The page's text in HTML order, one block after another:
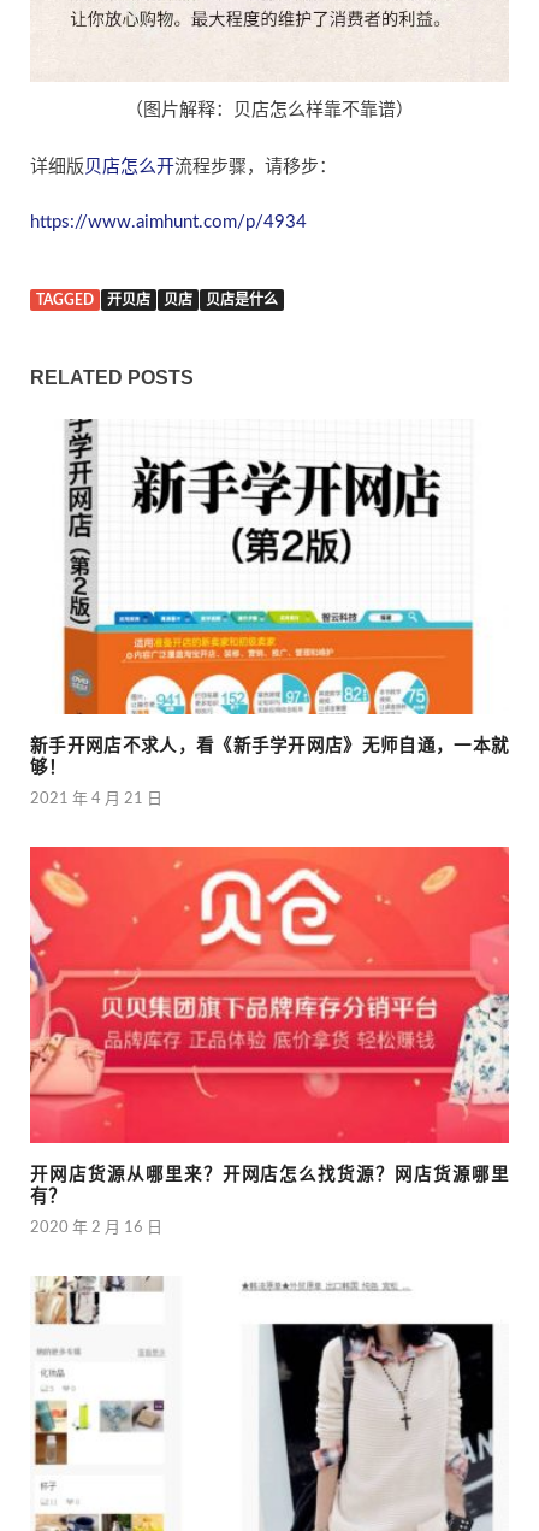
（图片解释：贝店怎么样靠不靠谱）
详细版 贝店怎么开流程步骤，请移步：
https://www.aimhunt.com/p/4934
TAGGED 开贝店 贝店 贝店是什么
RELATED POSTS
新手开网店不求人，看《新手学开网店》无师自通，一本就
够！
2021 年 4 月 21 日
开网店货源从哪里来？开网店怎么找货源？网店货源哪里
有？
2020 年 2 月 16 日